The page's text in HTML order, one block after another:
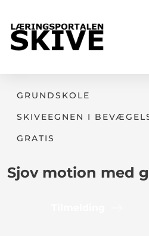
GRUNDSKOLE
SKIVEEGNEN I
GRATIS
Sjov motion med